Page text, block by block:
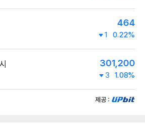
464
1 0.22%
301,200
3 1.08%
제공:UPbit